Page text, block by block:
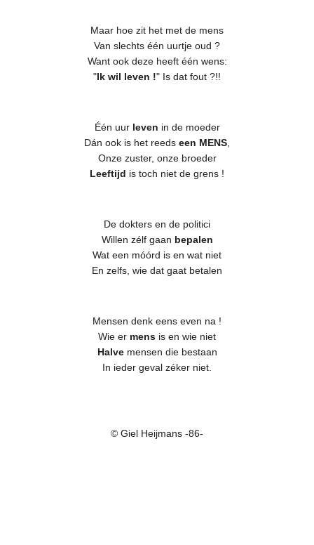
Maar hoe zit het met de mens
Van slechts één uurtje oud ?
Want ook deze heeft één wens:
"Ik wil leven !" Is dat fout ?!!
Één uur leven in de moeder
Dán ook is het reeds een MENS
Onze zuster, onze broeder
Leeftijd is toch niet de grens !
De dokters en de politici
Willen zélf gaan bepalen
Wat een móórd is en wat niet
En zelfs, wie dat gaat betalen
Mensen denk eens even na !
Wie er mens is en wie niet
Halvemensen die bestaan
In ieder geval zéker niet.
© Giel Heijmans -86-